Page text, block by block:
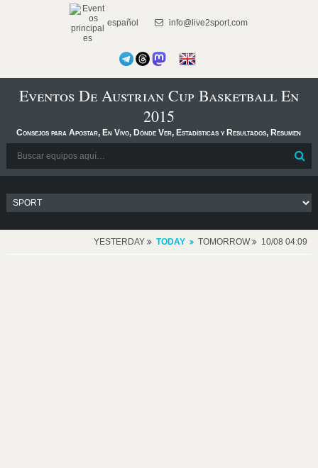
español info@live2sport.com
Eventos De Austrian Cup Basketball En
2015
Consejos para Apostar, En Vivo, Dónde Ver, Estadísticas y Resultados, Resumen
YESTERDAY TODAY TOMORROW 10/08 04:09